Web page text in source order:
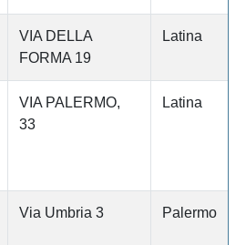
VIA DELLA
FORMA 19
Latina
VIA PALERMO,
33
Latina
Via Umbria 3 Palermo